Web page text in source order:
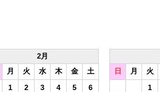
2月
月 火 水 木 金
土
1
2 3 4 5
6
日
月 火
1